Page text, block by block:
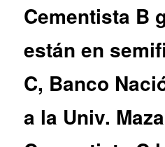
Cementista B
están en
C, Banco
a la Univ.